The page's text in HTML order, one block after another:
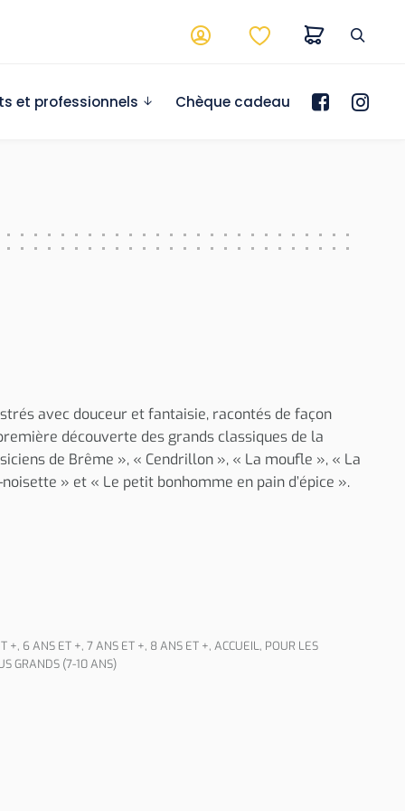
et professionnels Chèque cadeau
avec douceur et fantaisie, racontés de façon
découverte des grands classiques de la
de Brême », « Cendrillon », « La moufle », « La
» et « Le petit bonhomme en pain d’épice ».
+, 6 ANS ET +, 7 ANS ET +, 8 ANS ET +, ACCUEIL, POUR LES
GRANDS (7-10 ANS)